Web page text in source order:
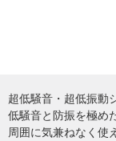
超低騒音・超低振動
低騒音と防振を極め
周囲に気兼ねなく使